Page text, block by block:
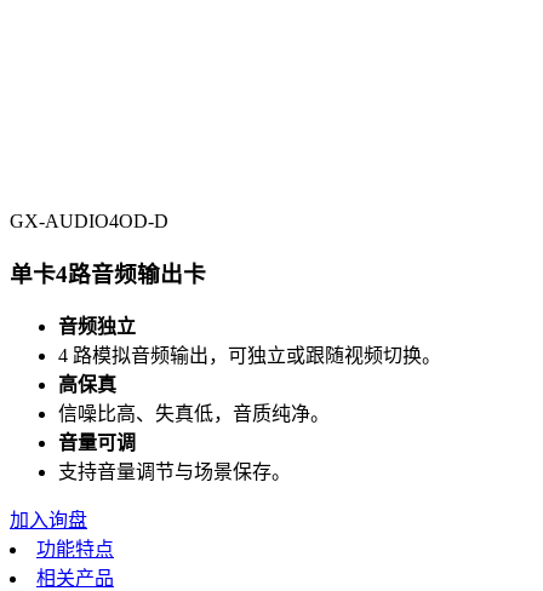
GX-AUDIO4OD-D
单卡4路音频输出卡
音频独立
4 路模拟音频输出，可独立或跟随视频切换。
高保真
信噪比高、失真低，音质纯净。
音量可调
支持音量调节与场景保存。
加入询盘
功能特点
相关产品